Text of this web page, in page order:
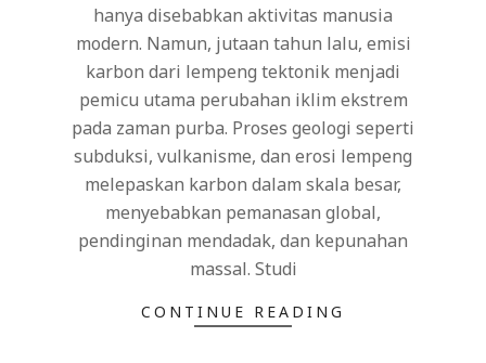
hanya disebabkan aktivitas manusia
modern. Namun, jutaan tahun lalu, emisi
karbon dari lempeng tektonik menjadi
pemicu utama perubahan iklim ekstrem
pada zaman purba. Proses geologi seperti
subduksi, vulkanisme, dan erosi lempeng
melepaskan karbon dalam skala besar,
menyebabkan pemanasan global,
pendinginan mendadak, dan kepunahan
massal. Studi
CONTINUE READING